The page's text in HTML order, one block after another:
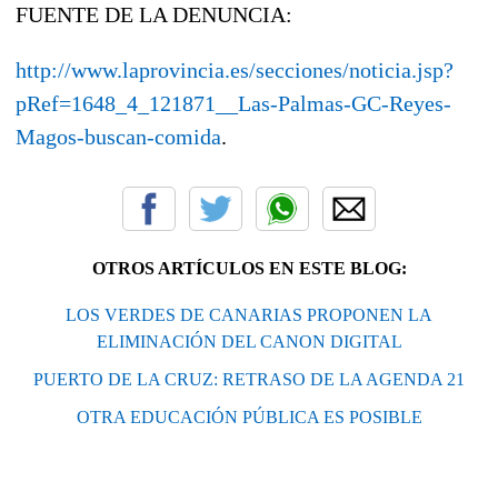
FUENTE DE LA DENUNCIA:
http://www.laprovincia.es/secciones/noticia.jsp?
pRef=1648_4_121871__Las-Palmas-GC-Reyes-
Magos-buscan-comida.
OTROS ARTÍCULOS EN ESTE BLOG:
LOS VERDES DE CANARIAS PROPONEN LA
ELIMINACIÓN DEL CANON DIGITAL
PUERTO DE LA CRUZ: RETRASO DE LA AGENDA 21
OTRA EDUCACIÓN PÚBLICA ES POSIBLE